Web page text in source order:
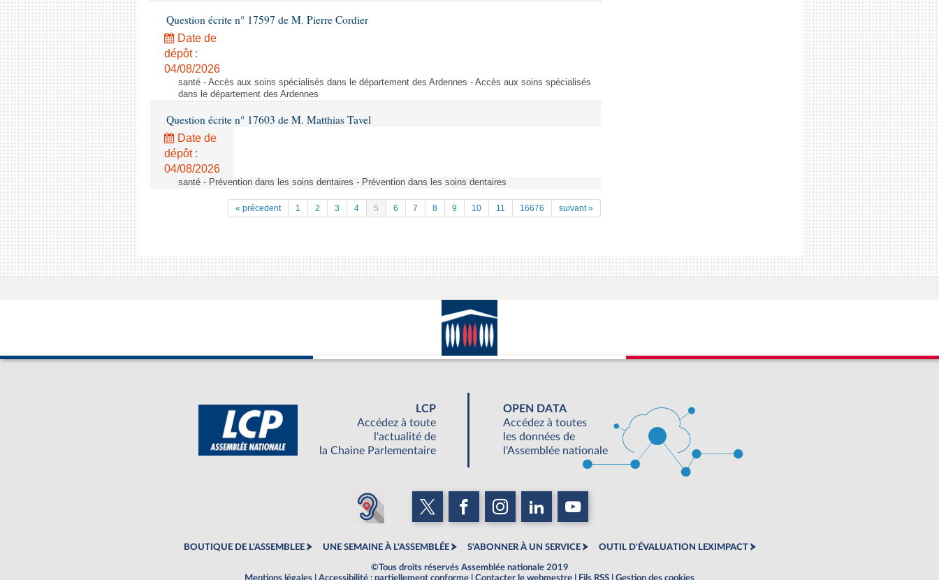
Question écrite n° 17597 de M. Pierre Cordier
Date de
dépôt :
04/08/2026
santé - Accès aux soins spécialisés dans le département des Ardennes - Accès aux soins spécialisés
dans le département des Ardennes
Question écrite n° 17603 de M. Matthias Tavel
Date de
dépôt :
04/08/2026
santé - Prévention dans les soins dentaires - Prévention dans les soins dentaires
« précedent 1 2 3 4 5 6 7 8 9 10 11 16676 suivant »
LCP
Accédez à toute
l'actualité de
la Chaine Parlementaire
OPEN DATA
Accédez à toutes
les données de
l'Assemblée nationale
BOUTIQUE DE L'ASSEMBLEE UNE SEMAINE À L'ASSEMBLÉE S'ABONNER À UN SERVICE OUTIL D'ÉVALUATION LEXIMPACT
©Tous droits réservés Assemblée nationale 2019
Mentions légales
Accessibilité : partiellement conforme Contacter le webmestre Fils RSS Gestion des cookies